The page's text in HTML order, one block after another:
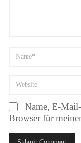
Name, E-
Browser für